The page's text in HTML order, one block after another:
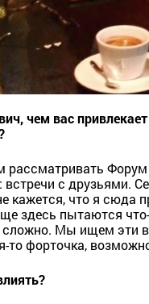
чем вас
Форум
встречи с друзьями.
кажется, что я
здесь пытаются
сложно. Мы ищем эти
то форточка,